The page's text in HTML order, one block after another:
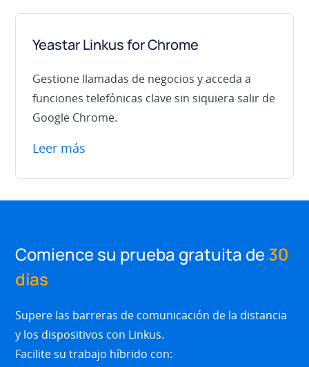
Yeastar Linkus for Chrome
Gestione llamadas de negocios y acceda a
funciones telefónicas clave sin siquiera salir de
Google Chrome.
Leer más
Comience su prueba gratuita de30
días
Supere las barreras de comunicación de la distancia
y los dispositivos con Linkus.
Facilite su trabajo híbrido con: